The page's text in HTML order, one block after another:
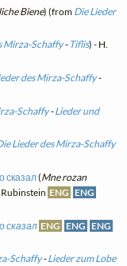
Biene) (from Die Lieder
Mirza-Schaffy- Tiflis) - H.
des Mirza-Schaffy-
Schaffy-Lieder und
Lieder des Mirza-Schaffy
сказал(Mne rozan
Rubinstein ENG ENG
сказал ENG ENG ENG
Schaffy-Lieder zum Lobe